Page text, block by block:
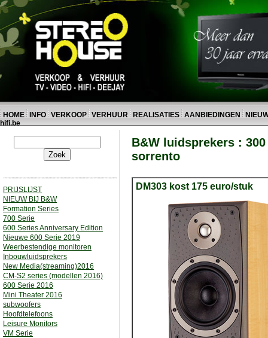
HOME INFO VERKOOP VERHUUR REALISATIES AANBIEDINGEN
hifi.be
PRIJSLIJST
NIEUW BIJ B&W
Formation Series
700 Serie
600 Series Anniversary Edition
Nieuwe 600 Serie 2019
Weerbestendige monitoren
Inbouwluidsprekers
New Media(streaming)2016
CM-S2 series (modellen 2016)
600 Serie 2016
Mini Theater 2016
subwoofers
Hoofdtelefoons
Leisure Monitors
VM Serie
B&W luidsprekers :
sorrento
DM303 kost 175 euro/stuk